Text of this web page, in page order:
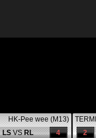
HK-Pee wee (M13)
4
LSVSRL
2